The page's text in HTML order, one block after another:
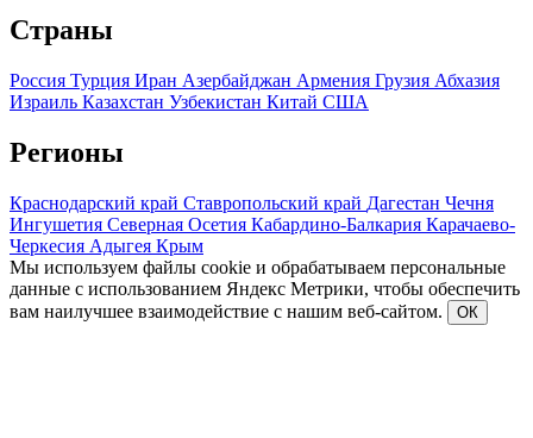
Страны
Россия Турция Иран Азербайджан Армения Грузия Абхазия
Израиль Казахстан Узбекистан Китай США
Регионы
Краснодарский край Ставропольский край Дагестан Чечня
Ингушетия Северная Осетия Кабардино-Балкария Карачаево-
Черкесия Адыгея Крым
Мы используем файлы cookie и обрабатываем персональные
данные с использованием Яндекс Метрики, чтобы обеспечить
вам наилучшее взаимодействие с нашим веб-сайтом.
ОК